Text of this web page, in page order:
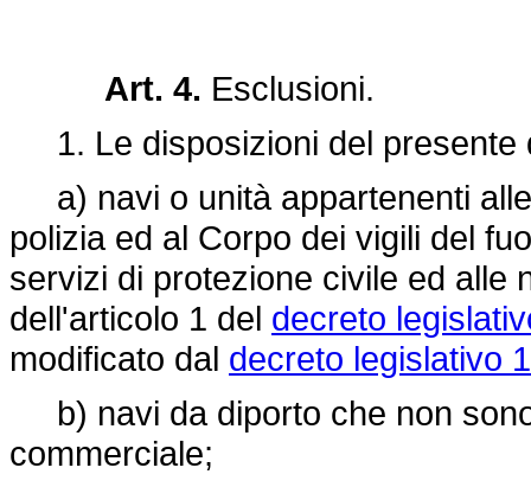
Art. 4. Esclusioni.
1. Le disposizioni del presente
a) navi o unità appartenenti
polizia ed al Corpo dei vigili del
servizi di protezione civile ed alle
dell'articolo 1 del decreto
modificato dal decreto legislativo
b) navi da diporto che non
commerciale;